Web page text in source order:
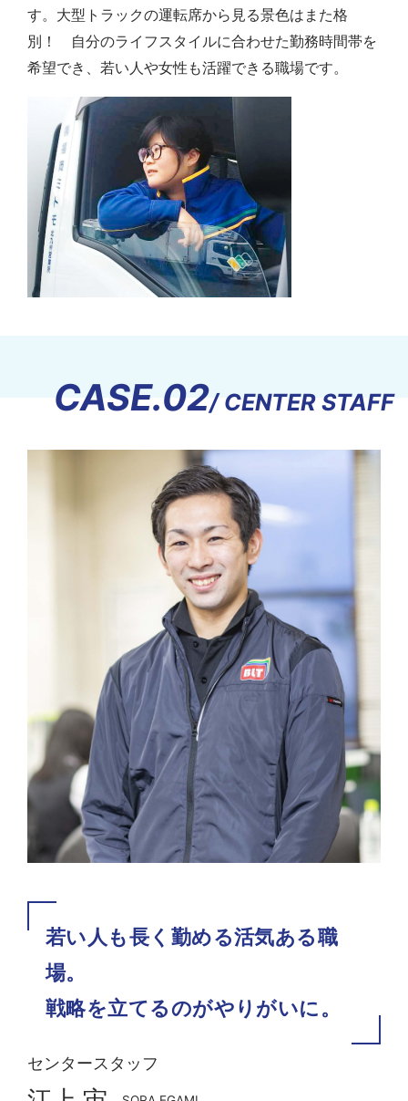
す。大型トラックの運転席から見る景色はまた格
別！ 自分のライフスタイルに合わせた勤務時間帯を
希望でき、若い人や女性も活躍できる職場です。
CASE.02/ CENTER STAFF
若い人も長く勤める活気ある職
場。
戦略を立てるのがやりがいに。
センタースタッフ